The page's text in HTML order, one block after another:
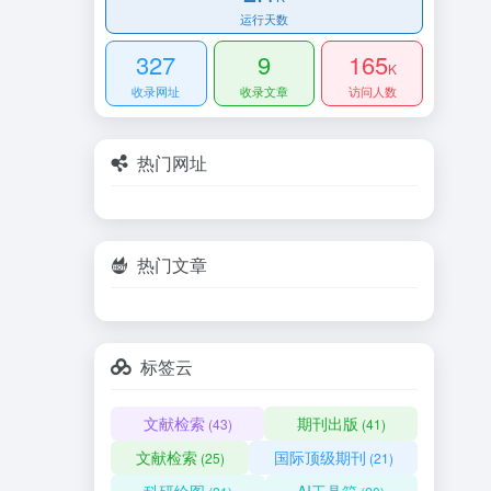
运行天数
327
收录网址
9
收录文章
165K
访问人数
热门网址
热门文章
标签云
文献检索(43) 期刊出版 (41)
文献检索(25) 国际顶级期刊 (21)